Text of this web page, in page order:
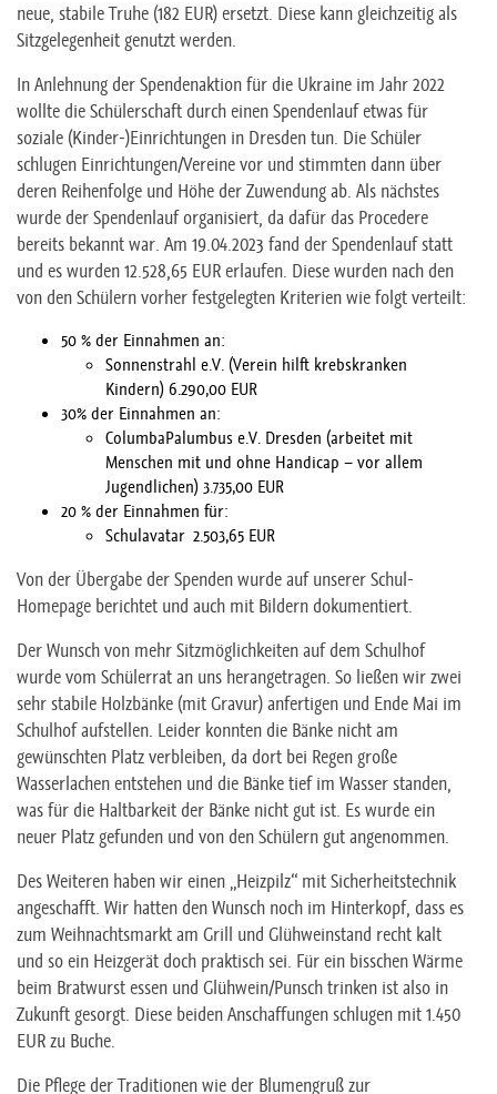
neue, stabile Truhe (182 EUR) ersetzt. Diese kann gleichzeitig als
Sitzgelegenheit genutzt werden.
In Anlehnung der Spendenaktion für die Ukraine im Jahr 2022
wollte die Schülerschaft durch einen Spendenlauf etwas für
soziale (Kinder-)Einrichtungen in Dresden tun. Die Schüler
schlugen Einrichtungen/Vereine vor und stimmten dann über
deren Reihenfolge und Höhe der Zuwendung ab. Als nächstes
wurde der Spendenlauf organisiert, da dafür das Procedere
bereits bekannt war. Am 19.04.2023 fand der Spendenlauf statt
und es wurden 12.528,65 EUR erlaufen. Diese wurden nach den
von den Schülern vorher festgelegten Kriterien wie folgt verteilt:
50 % der Einnahmen an:
Sonnenstrahl e.V. (Verein hilft krebskranken
Kindern) 6.290,00 EUR
30% der Einnahmen an:
ColumbaPalumbus e.V. Dresden (arbeitet mit
Menschen mit und ohne Handicap – vor allem
Jugendlichen) 3.735,00 EUR
20 % der Einnahmen für:
Schulavatar 2.503,65 EUR
Von der Übergabe der Spenden wurde auf unserer Schul-
Homepage berichtet und auch mit Bildern dokumentiert.
Der Wunsch von mehr Sitzmöglichkeiten auf dem Schulhof
wurde vom Schülerrat an uns herangetragen. So ließen wir zwei
sehr stabile Holzbänke (mit Gravur) anfertigen und Ende Mai im
Schulhof aufstellen. Leider konnten die Bänke nicht am
gewünschten Platz verbleiben, da dort bei Regen große
Wasserlachen entstehen und die Bänke tief im Wasser standen,
was für die Haltbarkeit der Bänke nicht gut ist. Es wurde ein
neuer Platz gefunden und von den Schülern gut angenommen.
Des Weiteren haben wir einen „Heizpilz“ mit Sicherheitstechnik
angeschafft. Wir hatten den Wunsch noch im Hinterkopf, dass es
zum Weihnachtsmarkt am Grill und Glühweinstand recht kalt
und so ein Heizgerät doch praktisch sei. Für ein bisschen Wärme
beim Bratwurst essen und Glühwein/Punsch trinken ist also in
Zukunft gesorgt. Diese beiden Anschaffungen schlugen mit 1.450
EUR zu Buche.
Die Pflege der Traditionen wie der Blumengruß zur